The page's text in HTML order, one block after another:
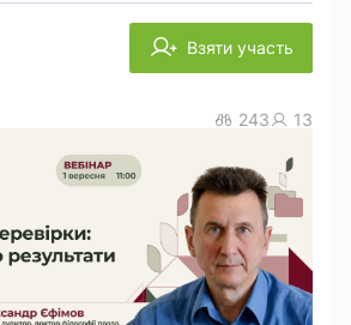
Взяти участь
243 13